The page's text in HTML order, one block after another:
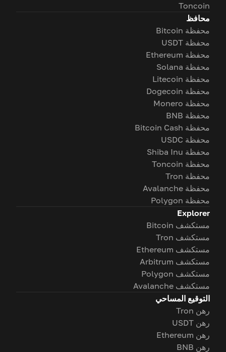
Toncoin
محافظ
محفظة Bitcoin
محفظة USDT
محفظة Ethereum
محفظة Solana
محفظة Litecoin
محفظة Dogecoin
محفظة Monero
محفظة BNB
محفظة Bitcoin Cash
محفظة USDC
محفظة Shiba Inu
محفظة Toncoin
محفظة Tron
محفظة Avalanche
محفظة Polygon
Explorer
مستكشف Bitcoin
مستكشف Tron
مستكشف Ethereum
مستكشف Arbitrum
مستكشف Polygon
مستكشف Avalanche
التوقيع المساحي
رهن Tron
رهن USDT
رهن Ethereum
رهن BNB